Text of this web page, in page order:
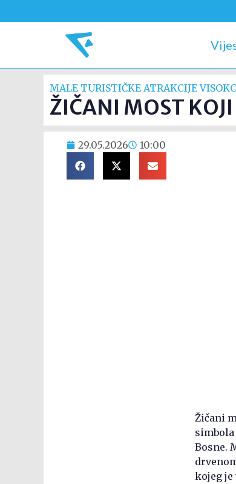
MALE TURISTIČKE ATRAKCIJE
ŽIČANI MOST
29.05.2026 10:00
Žičani
Bosne.
kojeg je